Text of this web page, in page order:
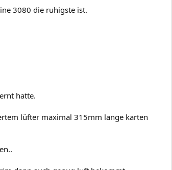
3080 die ruhigste ist.
hatte.
lüfter maximal 315mm lange karten